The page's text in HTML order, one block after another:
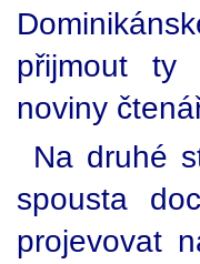
přijmout ty
noviny
Na druhé
spousta
projevovat